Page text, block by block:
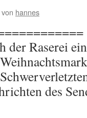
von hannes
der Raserei
des